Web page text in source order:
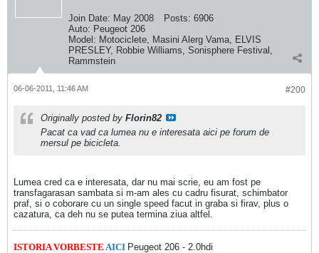
Join Date: May 2008 Posts: 6906
Auto: Peugeot 206
Model: Motociclete, Masini Alerg Vama, ELVIS
PRESLEY, Robbie Williams, Sonisphere Festival,
Rammstein
#200
06-06-2011, 11:46 AM
Originally posted by Florin82
Pacat ca vad ca lumea nu e interesata aici pe forum de
mersul pe bicicleta.
Lumea cred ca e interesata, dar nu mai scrie, eu am fost pe
transfagarasan sambata si m-am ales cu cadru fisurat, schimbator
praf, si o coborare cu un single speed facut in graba si firav, plus o
cazatura, ca deh nu se putea termina ziua altfel.
ISTORIA VORBESTE AICI Peugeot 206 - 2.0hdi